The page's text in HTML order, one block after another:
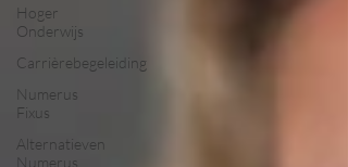
Hoger
Onderwijs
Carrièrebegeleiding
Numerus
Fixus
Alternatieven
Numerus